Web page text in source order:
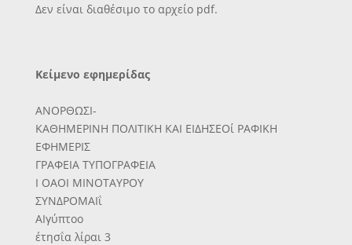
Δεν είναι διαθέσιμο το αρχείο pdf.
Κείμενο εφημερίδας
ΑΝΟΡΘΩΣΙ-
ΚΑΘΗΜΕΡΙΝΗ ΠΟΛΙΤΙΚΗ ΚΑΙ ΕΙΔΗΣΕΟί ΡΑΦΙΚΗ
ΕΦΗΜΕΡΙΣ
ΓΡΑΦΕΙΑ ΤΥΠΟΓΡΑΦΕΙΑ
Ι ΟΑΟΙ ΜΙΝΟΤΑΥΡΟΥ
ΣΥΝΔΡΟΜΑΙΐ
ΑΙγύπτοο
έτησΐα λίραι 3